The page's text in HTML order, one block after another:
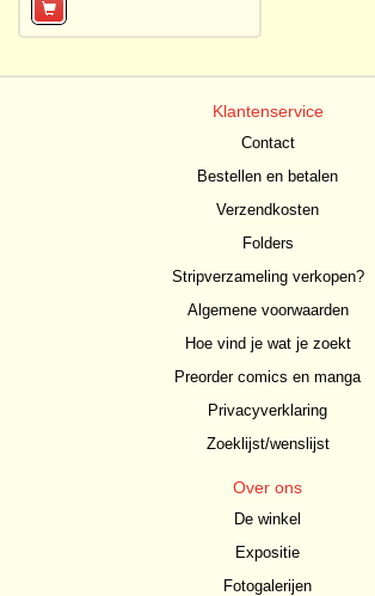
Klantenservice
Contact
Bestellen en betalen
Verzendkosten
Folders
Stripverzameling verkopen?
Algemene voorwaarden
Hoe vind je wat je zoekt
Preorder comics en manga
Privacyverklaring
Zoeklijst/wenslijst
Over ons
De winkel
Expositie
Fotogalerijen